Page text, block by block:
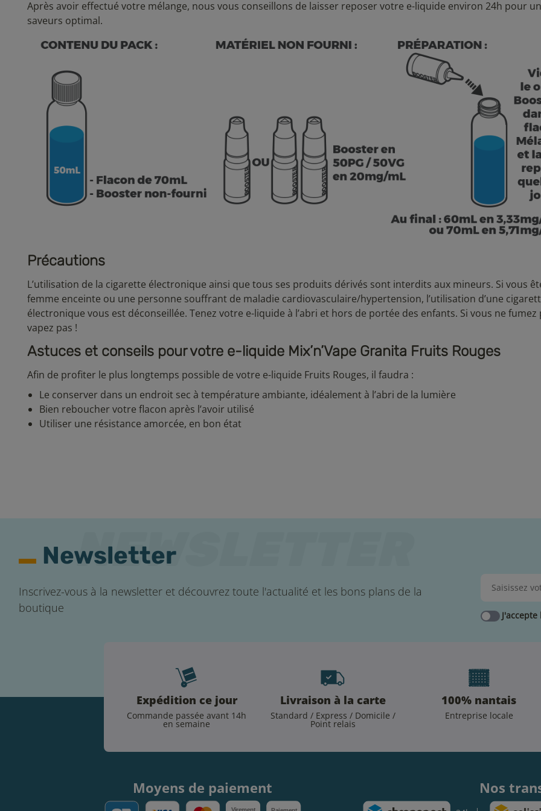
Après avoir effectué votre mélange, nous vous conseillons de laisser reposer votre e-liquide environ 24h pour
saveurs optimal.
Précautions
L’utilisation de la cigarette électronique ainsi que tous ses produits dérivés sont interdits aux mineurs. Si vous
femme enceinte ou une personne souffrant de maladie cardiovasculaire/hypertension, l’utilisation d’une
électronique vous est déconseillée. Tenez votre e-liquide à l’abri et hors de portée des enfants. Si vous ne fumez
vapez pas !
Astuces et conseils pour votre e-liquide Mix’n’Vape Granita Fruits Rouges
Afin de profiter le plus longtemps possible de votre e-liquide Fruits Rouges, il faudra :
Le conserver dans un endroit sec à température ambiante, idéalement à l’abri de la lumière
Bien reboucher votre flacon après l’avoir utilisé
Utiliser une résistance amorcée, en bon état
Newsletter
Inscrivez-vous à la newsletter et découvrez toute l'actualité et les bons plans de la
boutique
Expédition ce jour
Commande passée avant 14h
en semaine
Livraison à la carte
Standard / Express / Domicile /
Point relais
100% nantais
Entreprise locale
Moyens de paiement
Virement
Nos